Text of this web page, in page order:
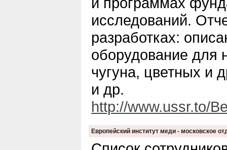
исследований.
разработках:
оборудование для
чугуна, цветных и
и др.
http://www.ussr.to/
Европейский институт меди - московское